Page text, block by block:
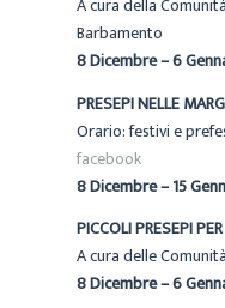
A cura della
Barbamento
8 Dicembre – 6
PRESEPI NELLE
Orario: festivi e
facebook
8 Dicembre – 15
PICCOLI PRESEPI
A cura delle
8 Dicembre – 6